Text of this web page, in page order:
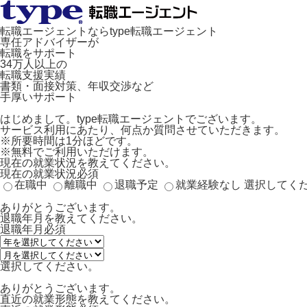
転職エージェントならtype転職エージェント
専任アドバイザーが
転職をサポート
34万人以上の
転職支援実績
書類・面接対策、年収交渉など
手厚いサポート
はじめまして。type転職エージェントでございます。
サービス利用にあたり、何点か質問させていただきます。
※所要時間は1分ほどです。
※無料でご利用いただけます。
現在の就業状況を教えてください。
現在の就業状況必須
在職中
離職中 退職予定 就業経験なし 選択してく
ありがとうございます。
退職年月を教えてください。
退職年月 必須
選択してください。
ありがとうございます。
直近の就業形態を教えてください。